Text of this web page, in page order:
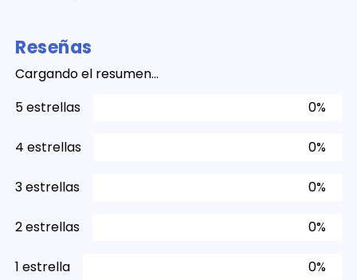
Reseñas
Cargando el resumen…
5 estrellas
0%
4 estrellas 0%
3 estrellas 0%
2 estrellas 0%
1 estrella 0%